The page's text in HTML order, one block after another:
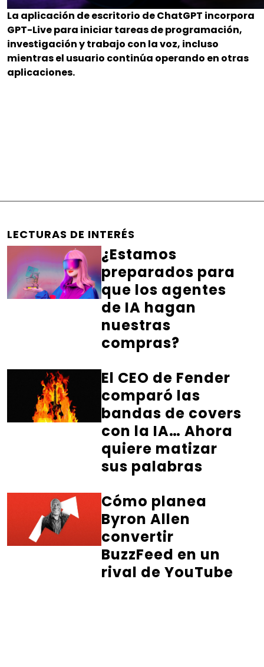
La aplicación de escritorio de ChatGPT incorpora
GPT-Live para iniciar tareas de programación,
investigación y trabajo con la voz, incluso
mientras el usuario continúa operando en otras
aplicaciones.
LECTURAS DE INTERÉS
¿Estamos
preparados para
que los agentes
de IA hagan
nuestras
compras?
El CEO de Fender
comparó las
bandas de covers
con la IA… Ahora
quiere matizar
sus palabras
Cómo planea
Byron Allen
convertir
BuzzFeed en un
rival de YouTube